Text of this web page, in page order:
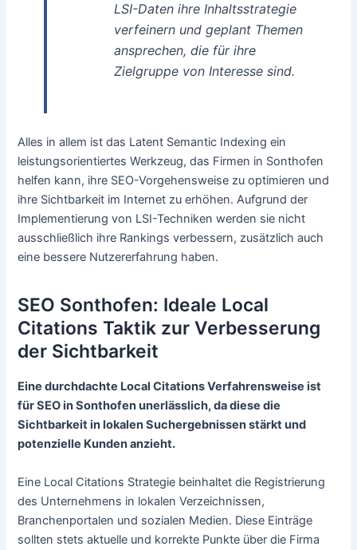
LSI-Daten ihre Inhaltsstrategie
verfeinern und geplant Themen
ansprechen, die für ihre
Zielgruppe von Interesse sind.
Alles in allem ist das Latent Semantic Indexing ein
leistungsorientiertes Werkzeug, das Firmen in Sonthofen
helfen kann, ihre SEO-Vorgehensweise zu optimieren und
ihre Sichtbarkeit im Internet zu erhöhen. Aufgrund der
Implementierung von LSI-Techniken werden sie nicht
ausschließlich ihre Rankings verbessern, zusätzlich auch
eine bessere Nutzererfahrung haben.
SEO Sonthofen: Ideale Local
Citations Taktik zur Verbesserung
der Sichtbarkeit
Eine durchdachte Local Citations Verfahrensweise ist
für SEO in Sonthofen unerlässlich, da diese die
Sichtbarkeit in lokalen Suchergebnissen stärkt und
potenzielle Kunden anzieht.
Eine Local Citations Strategie beinhaltet die Registrierung
des Unternehmens in lokalen Verzeichnissen,
Branchenportalen und sozialen Medien. Diese Einträge
sollten stets aktuelle und korrekte Punkte über die Firma